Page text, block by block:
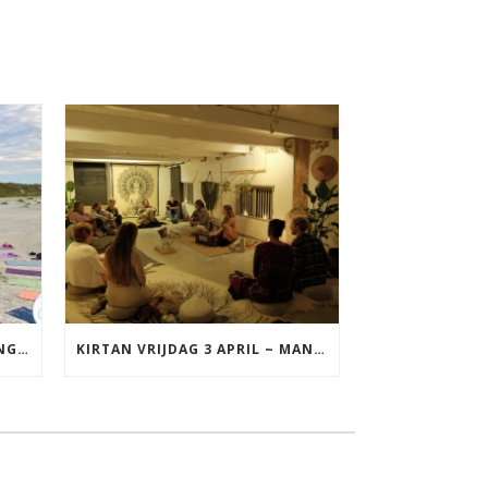
YOGA VAKANTIE TERSCHELLING 17 T/M 19 JULI KIRTAN VRIJDAG 3 APRIL ~ MANTRAZINGEN MET DIEDERICK IN LEEUWARDEN